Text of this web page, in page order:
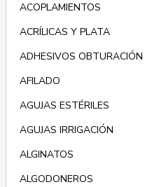
ACOPLAMIENTOS
ACRÍLICAS Y PLATA
ADHESIVOS OBTURACIÓN
AFILADO
AGUJAS ESTÉRILES
AGUJAS IRRIGACIÓN
ALGINATOS
ALGODONEROS